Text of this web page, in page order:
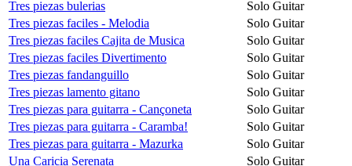
Tres piezas bulerias
Solo Guitar
Tres piezas faciles - Melodia
Solo Guitar
Tres piezas faciles Cajita de Musica
Solo Guitar
Tres piezas faciles Divertimento
Solo Guitar
Tres piezas fandanguillo
Solo Guitar
Tres piezas lamento gitano
Solo Guitar
Tres piezas para guitarra - Cançoneta
Solo Guitar
Tres piezas para guitarra - Caramba!
Solo Guitar
Tres piezas para guitarra - Mazurka
Solo Guitar
Una Caricia Serenata
Solo Guitar